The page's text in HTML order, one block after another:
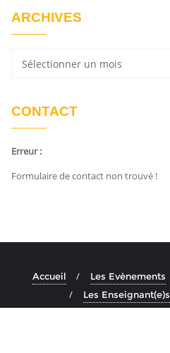
ARCHIVES
CONTACT
Erreur :
Formulaire de contact non trouvé !
Accueil Les Evènements
Les Enseignant(e)s